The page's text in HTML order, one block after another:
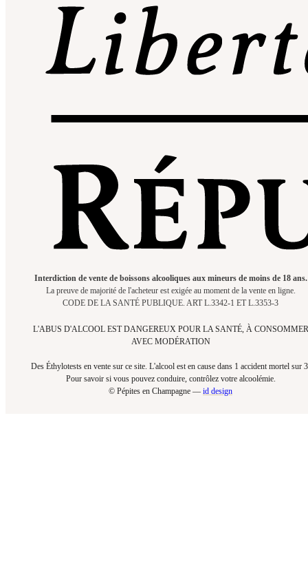
Interdiction de vente de boissons alcooliques aux mineurs de moins de 18 ans.
La preuve de majorité de l'acheteur est exigée au moment de la vente en ligne.
CODE DE LA SANTÉ PUBLIQUE. ART L.3342-1 ET L.3353-3
L'ABUS D'ALCOOL EST DANGEREUX POUR LA SANTÉ, À CONSOMMER
AVEC MODÉRATION
Des Éthylotests en vente sur ce site. L'alcool est en cause dans 1 accident mortel sur
Pour savoir si vous pouvez conduire, contrôlez votre alcoolémie.​
© Pépites en Champagne — id design